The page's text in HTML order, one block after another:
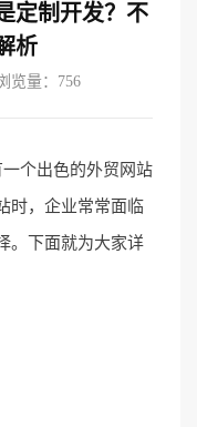
定制开发？不
析
览量：756
个出色的外贸网站
时，企业常常面临
。下面就为大家详